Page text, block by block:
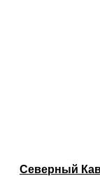
Северный